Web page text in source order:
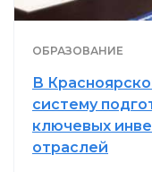
ОБРАЗОВАНИЕ
В
систему
ключевых
отраслей